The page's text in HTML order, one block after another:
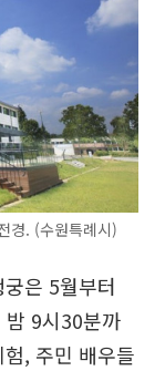
경. (수원특례시)
은 5월부터
밤 9시30분까
, 주민 배우들